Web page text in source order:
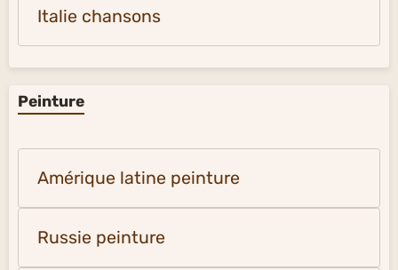
Italie chansons
Peinture
Amérique latine peinture
Russie peinture